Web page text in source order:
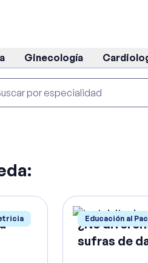
Ginecología
Educación al
¿No
sufras de